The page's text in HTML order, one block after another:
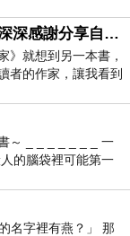
好書推薦《女大當家》深深感謝分享自己想法震撼讀者的作家，讓我看到不同樣貌的家庭！
》就想到另一本書，
者的作家，讓我看到
～ _ _ _ _ _ _ _ 一
的腦袋裡可能第一
名字裡有燕？」 那